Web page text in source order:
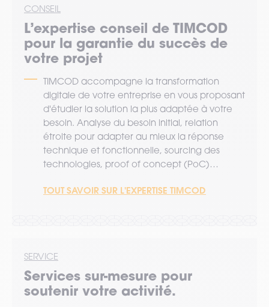
CONSEIL
L’expertise conseil de TIMCOD
pour la garantie du succès de
votre projet
TIMCOD accompagne la transformation
digitale de votre entreprise en vous proposant
d'étudier la solution la plus adaptée à votre
besoin. Analyse du besoin initial, relation
étroite pour adapter au mieux la réponse
technique et fonctionnelle, sourcing des
technologies, proof of concept (PoC)…
TOUT SAVOIR SUR L'EXPERTISE TIMCOD
SERVICE
Services sur-mesure pour
soutenir votre activité.